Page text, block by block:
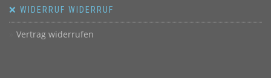
❌ WIDERRUF WIDERRUF
Vertrag widerrufen